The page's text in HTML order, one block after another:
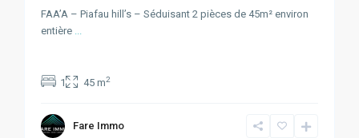
FAA’A – Piafau hill’s – Séduisant 2 pièces de 45m² environ
entière ...
1 45 m2
Fare Immo